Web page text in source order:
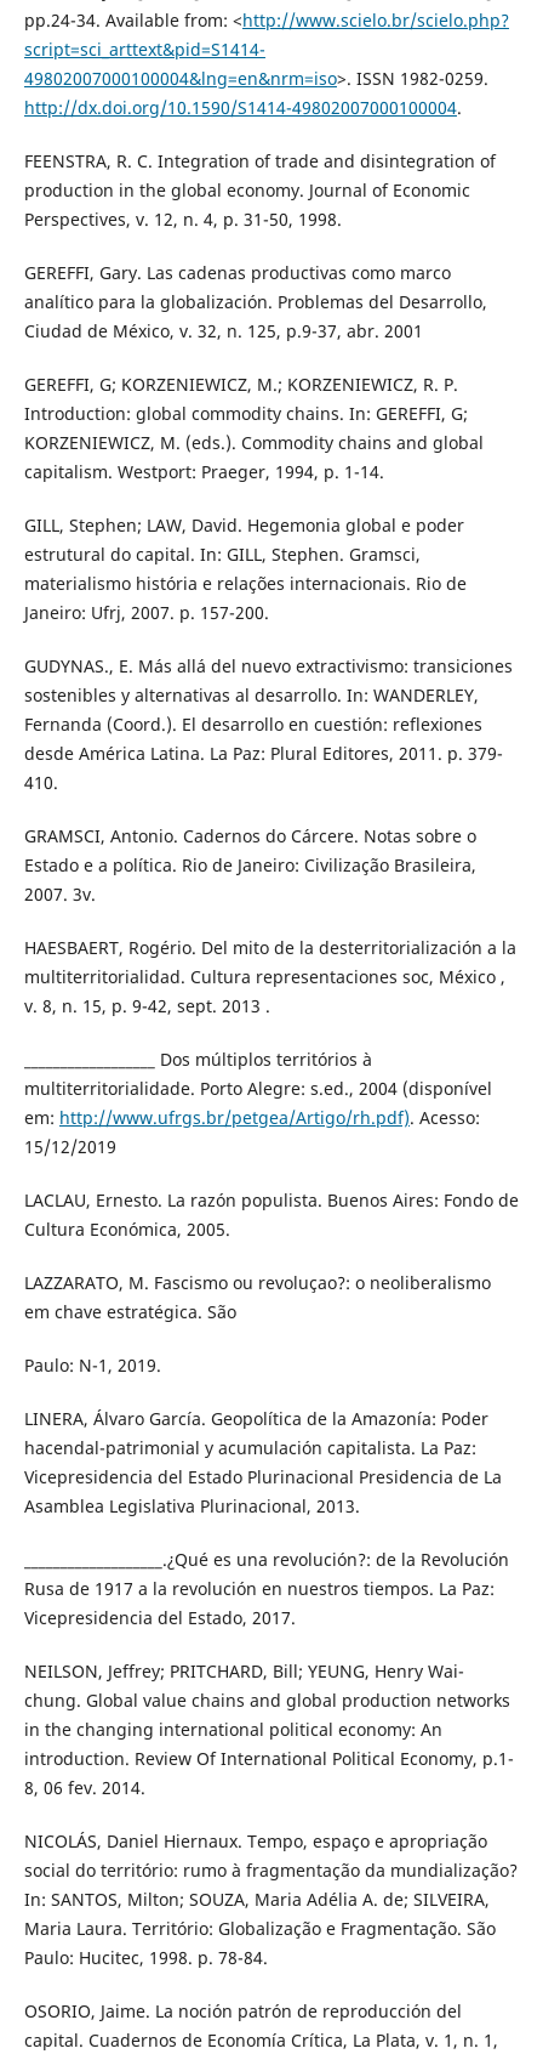
pp.24-34. Available from: <http://www.scielo.br/scielo.php?
script=sci_arttext&pid=S1414-
49802007000100004&lng=en&nrm=iso>. ISSN 1982-0259.
http://dx.doi.org/10.1590/S1414-49802007000100004.
FEENSTRA, R. C. Integration of trade and disintegration of
production in the global economy. Journal of Economic
Perspectives, v. 12, n. 4, p. 31-50, 1998.
GEREFFI, Gary. Las cadenas productivas como marco
analítico para la globalización. Problemas del Desarrollo,
Ciudad de México, v. 32, n. 125, p.9-37, abr. 2001
GEREFFI, G; KORZENIEWICZ, M.; KORZENIEWICZ, R. P.
Introduction: global commodity chains. In: GEREFFI, G;
KORZENIEWICZ, M. (eds.). Commodity chains and global
capitalism. Westport: Praeger, 1994, p. 1-14.
GILL, Stephen; LAW, David. Hegemonia global e poder
estrutural do capital. In: GILL, Stephen. Gramsci,
materialismo história e relações internacionais. Rio de
Janeiro: Ufrj, 2007. p. 157-200.
GUDYNAS., E. Más allá del nuevo extractivismo: transiciones
sostenibles y alternativas al desarrollo. In: WANDERLEY,
Fernanda (Coord.). El desarrollo en cuestión: reflexiones
desde América Latina. La Paz: Plural Editores, 2011. p. 379-
410.
GRAMSCI, Antonio. Cadernos do Cárcere. Notas sobre o
Estado e a política. Rio de Janeiro: Civilização Brasileira,
2007. 3v.
HAESBAERT, Rogério. Del mito de la desterritorialización a la
multiterritorialidad. Cultura representaciones soc, México ,
v. 8, n. 15, p. 9-42, sept. 2013 .
__________________ Dos múltiplos territórios à
multiterritorialidade. Porto Alegre: s.ed., 2004 (disponível
em: http://www.ufrgs.br/petgea/Artigo/rh.pdf). Acesso:
15/12/2019
LACLAU, Ernesto. La razón populista. Buenos Aires: Fondo de
Cultura Económica, 2005.
LAZZARATO, M. Fascismo ou revoluçao?: o neoliberalismo
em chave estratégica. São
Paulo: N-1, 2019.
LINERA, Álvaro García. Geopolítica de la Amazonía: Poder
hacendal-patrimonial y acumulación capitalista. La Paz:
Vicepresidencia del Estado Plurinacional Presidencia de La
Asamblea Legislativa Plurinacional, 2013.
___________________.¿Qué es una revolución?: de la Revolución
Rusa de 1917 a la revolución en nuestros tiempos. La Paz:
Vicepresidencia del Estado, 2017.
NEILSON, Jeffrey; PRITCHARD, Bill; YEUNG, Henry Wai-
chung. Global value chains and global production networks
in the changing international political economy: An
introduction. Review Of International Political Economy, p.1-
8, 06 fev. 2014.
NICOLÁS, Daniel Hiernaux. Tempo, espaço e apropriação
social do território: rumo à fragmentação da mundialização?
In: SANTOS, Milton; SOUZA, Maria Adélia A. de; SILVEIRA,
Maria Laura. Território: Globalização e Fragmentação. São
Paulo: Hucitec, 1998. p. 78-84.
OSORIO, Jaime. La noción patrón de reproducción del
capital. Cuadernos de Economía Crítica, La Plata, v. 1, n. 1,